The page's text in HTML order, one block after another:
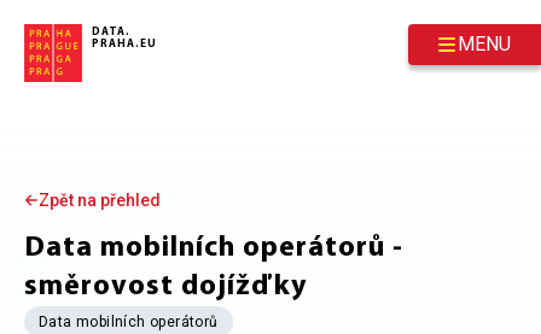
Přeskočit na hlavní obsah
DATA.
PRAHA.EU
MENU
Zpět na přehled
Data mobilních operátorů -
směrovost dojížďky
Data mobilních operátorů